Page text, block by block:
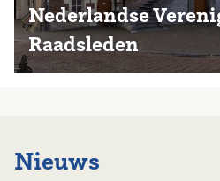
Nederlandse
Raadsleden
Nieuws